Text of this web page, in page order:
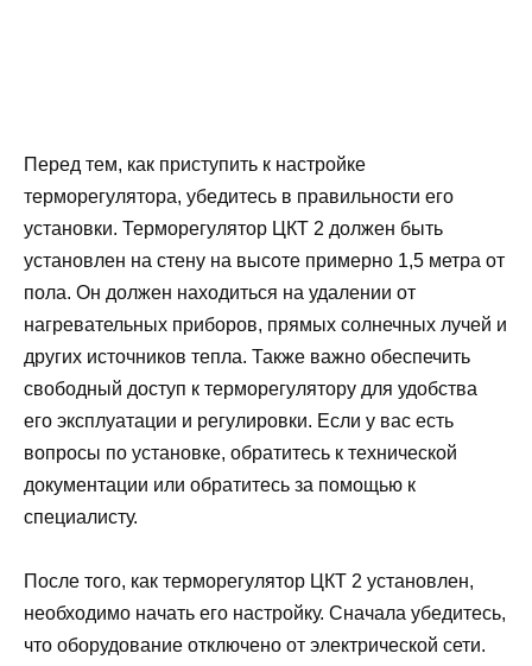
Перед тем, как приступить к настройке
терморегулятора, убедитесь в правильности его
установки. Терморегулятор ЦКТ 2 должен быть
установлен на стену на высоте примерно 1,5 метра от
пола. Он должен находиться на удалении от
нагревательных приборов, прямых солнечных лучей и
других источников тепла. Также важно обеспечить
свободный доступ к терморегулятору для удобства
его эксплуатации и регулировки. Если у вас есть
вопросы по установке, обратитесь к технической
документации или обратитесь за помощью к
специалисту.
После того, как терморегулятор ЦКТ 2 установлен,
необходимо начать его настройку. Сначала убедитесь,
что оборудование отключено от электрической сети.